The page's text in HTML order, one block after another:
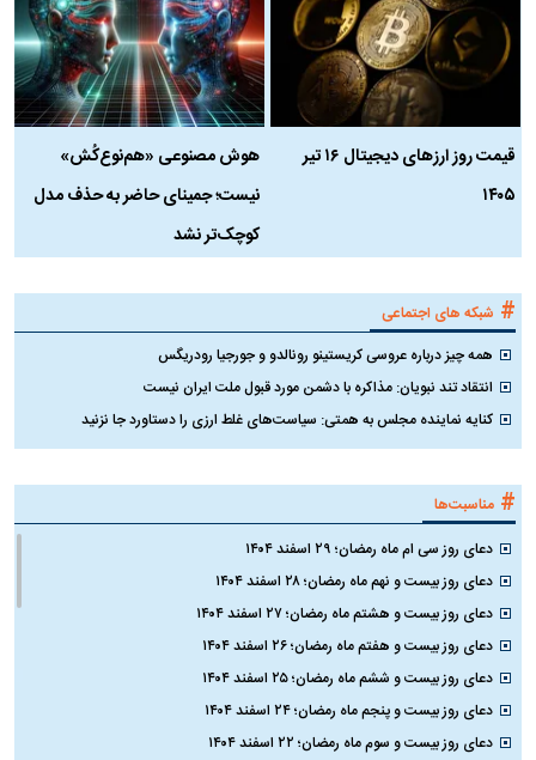
قیمت روز ارز‌های دیجیتال ۱۶ تیر
۱۴۰۵
هوش مصنوعی «هم‌نوع‌کُش»
نیست؛ جمینای حاضر به حذف مدل
کوچک‌تر نشد
# شبکه های اجتماعی
همه چیز درباره عروسی کریستینو رونالدو و جورجیا رودریگس
انتقاد تند نبویان: مذاکره با دشمن مورد قبول ملت ایران نیست
کنایه نماینده مجلس به همتی: سیاست‌های غلط ارزی را دستاورد جا نزنید
# مناسبت‌ها
دعای روز سی ام ماه رمضان؛ ۲۹ اسفند ۱۴۰۴
دعای روز بیست و نهم ماه رمضان؛ ۲۸ اسفند ۱۴۰۴
دعای روز بیست و هشتم ماه رمضان؛ ۲۷ اسفند ۱۴۰۴
دعای روز بیست و هفتم ماه رمضان؛ ۲۶ اسفند ۱۴۰۴
دعای روز بیست و ششم ماه رمضان؛ ۲۵ اسفند ۱۴۰۴
دعای روز بیست و پنجم ماه رمضان؛ ۲۴ اسفند ۱۴۰۴
دعای روز بیست و سوم ماه رمضان؛ ۲۲ اسفند ۱۴۰۴